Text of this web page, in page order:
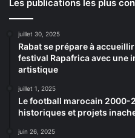
Les publications les plus
juillet 30, 2025
Rabat se prépare à
festival Rapafrica avec une
artistique
juillet 1, 2025
Le football marocain 2000-
historiques et projets
juin 26, 2025